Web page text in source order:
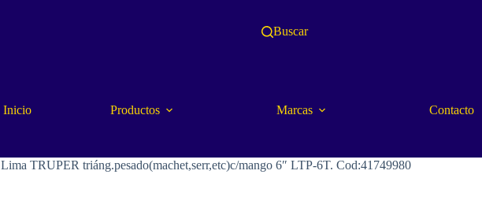
Buscar
Inicio Productos Marcas Contacto
Lima TRUPER triáng.pesado(machet,serr,etc)c/mango 6″ LTP-6T. Cod:41749980